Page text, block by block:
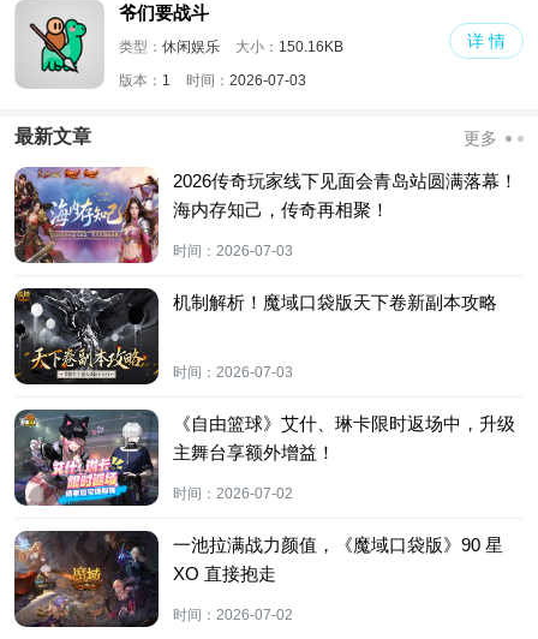
爷们要战斗
类型： 休闲娱乐 大小： 150.16KB
版本： 1 时间： 2026-07-03
详 情
最新文章 更多
2026传奇玩家线下见面会青岛站圆满落幕！
海内存知己，传奇再相聚！
时间： 2026-07-03
机制解析！魔域口袋版天下卷新副本攻略
时间： 2026-07-03
《自由篮球》艾什、琳卡限时返场中，升级
主舞台享额外增益！
时间： 2026-07-02
一池拉满战力颜值，《魔域口袋版》90 星
XO 直接抱走
时间： 2026-07-02